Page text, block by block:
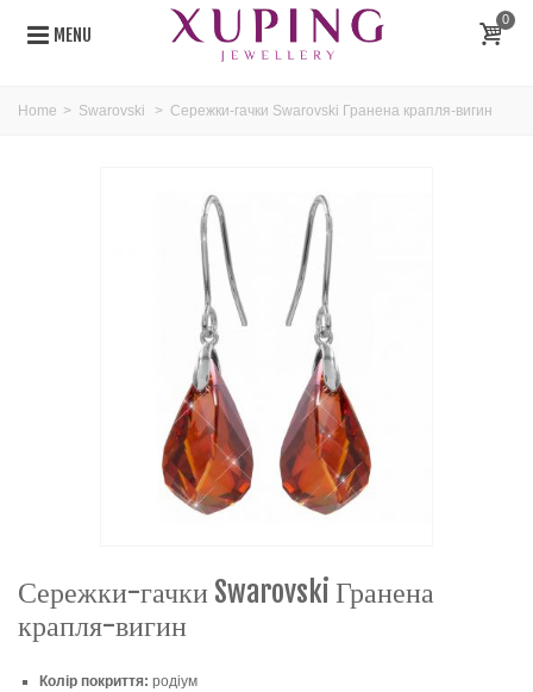
MENU
0
Home > Swarovski > Сережки-гачки Swarovski Гранена крапля-вигин
Сережки-гачки Swarovski Гранена
крапля-вигин
Колір покриття: родіум